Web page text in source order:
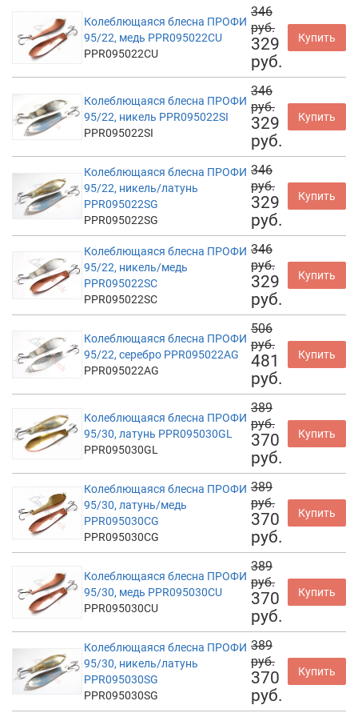
Колеблющаяся блесна ПРОФИ
95/22, медь PPR095022CU
PPR095022CU
346
руб.
329
руб.
Купить
Колеблющаяся блесна ПРОФИ
95/22, никель PPR095022SI
PPR095022SI
346
руб.
329
руб.
Купить
Колеблющаяся блесна ПРОФИ
95/22, никель/латунь
PPR095022SG
PPR095022SG
346
руб.
329
руб.
Купить
Колеблющаяся блесна ПРОФИ
95/22, никель/медь
PPR095022SC
PPR095022SC
346
руб.
329
руб.
Купить
Колеблющаяся блесна ПРОФИ
95/22, серебро PPR095022AG
PPR095022AG
506
руб.
481
руб.
Купить
Колеблющаяся блесна ПРОФИ
95/30, латунь PPR095030GL
PPR095030GL
389
руб.
370
руб.
Купить
Колеблющаяся блесна ПРОФИ
95/30, латунь/медь
PPR095030CG
PPR095030CG
389
руб.
370
руб.
Купить
Колеблющаяся блесна ПРОФИ
95/30, медь PPR095030CU
PPR095030CU
389
руб.
370
руб.
Купить
Колеблющаяся блесна ПРОФИ
95/30, никель/латунь
PPR095030SG
PPR095030SG
389
руб.
370
руб.
Купить